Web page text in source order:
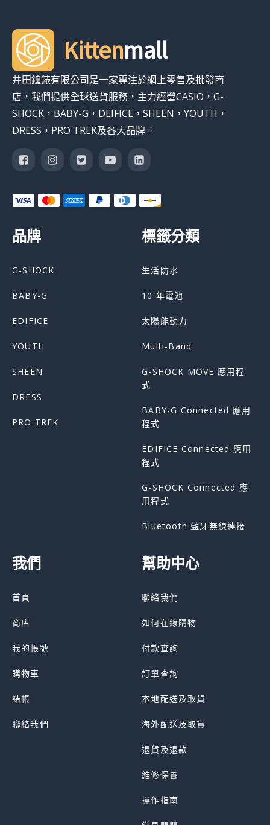
Kittenmall
井田鐘錶有限公司是一家專注於網上零售及批發商
店，我們提供全球送貨服務，主力經營CASIO，G-
SHOCK，BABY-G，DEIFICE，SHEEN，YOUTH，
DRESS，PRO TREK及各大品牌。
品牌
G-SHOCK
BABY-G
EDIFICE
YOUTH
SHEEN
DRESS
PRO TREK
標籤分類
生活防水
10 年電池
太陽能動力
Multi-Band
G-SHOCK MOVE 應用程
式
BABY-G Connected 應用
程式
EDIFICE Connected 應用
程式
G-SHOCK Connected 應
用程式
Bluetooth 藍牙無線連接
我們
首頁
商店
我的帳號
購物車
結帳
聯絡我們
幫助中心
聯絡我們
如何在線購物
付款查詢
訂單查詢
本地配送及取貨
海外配送及取貨
退貨及退款
維修保養
操作指南